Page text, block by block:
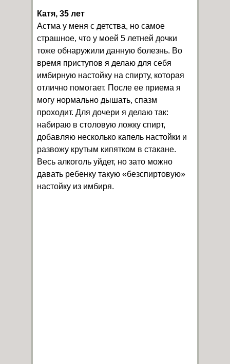
Катя, 35 лет
Астма у меня с детства, но самое
страшное, что у моей 5 летней дочки
тоже обнаружили данную болезнь. Во
время приступов я делаю для себя
имбирную настойку на спирту, которая
отлично помогает. После ее приема я
могу нормально дышать, спазм
проходит. Для дочери я делаю так:
набираю в столовую ложку спирт,
добавляю несколько капель настойки и
развожу крутым кипятком в стакане.
Весь алкоголь уйдет, но зато можно
давать ребенку такую «безспиртовую»
настойку из имбиря.